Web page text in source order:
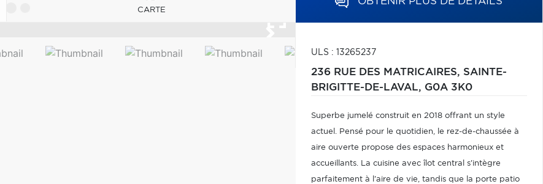
CARTE
ULS : 13265237
236 RUE DES MATRICAIRES, SAINTE-
BRIGITTE-DE-LAVAL, G0A 3K0
Superbe jumelé construit en 2018 offrant un style
actuel. Pensé pour le quotidien, le rez-de-chaussée à
aire ouverte propose des espaces harmonieux et
accueillants. La cuisine avec îlot central s'intègre
parfaitement à l'aire de vie, tandis que la porte patio